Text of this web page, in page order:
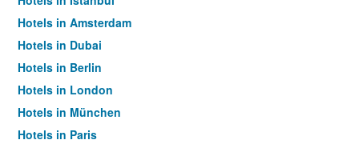
Hotels in Amsterdam
Hotels in Dubai
Hotels in Berlin
Hotels in London
Hotels in München
Hotels in Paris